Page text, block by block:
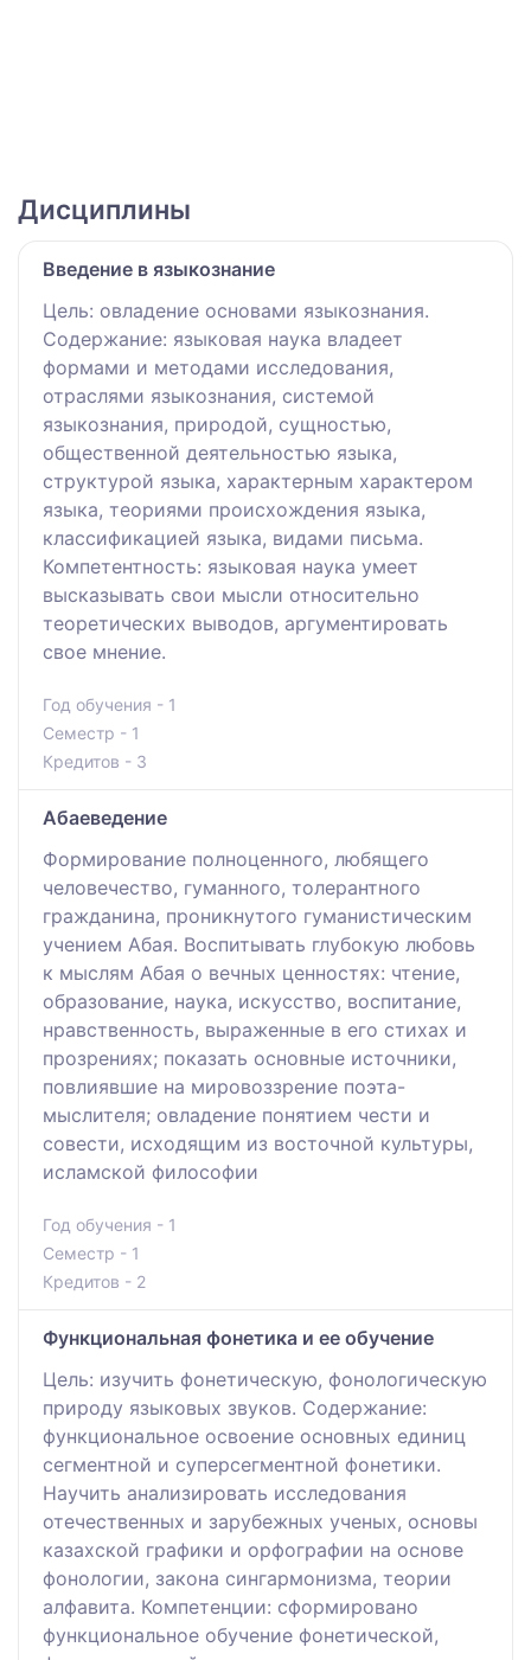
Дисциплины
Введение в языкознание
Цель: овладение основами языкознания.
Содержание: языковая наука владеет
формами и методами исследования,
отраслями языкознания, системой
языкознания, природой, сущностью,
общественной деятельностью языка,
структурой языка, характерным характером
языка, теориями происхождения языка,
классификацией языка, видами письма.
Компетентность: языковая наука умеет
высказывать свои мысли относительно
теоретических выводов, аргументировать
свое мнение.
Год обучения - 1
Семестр - 1
Кредитов - 3
Абаеведение
Формирование полноценного, любящего
человечество, гуманного, толерантного
гражданина, проникнутого гуманистическим
учением Абая. Воспитывать глубокую любовь
к мыслям Абая о вечных ценностях: чтение,
образование, наука, искусство, воспитание,
нравственность, выраженные в его стихах и
прозрениях; показать основные источники,
повлиявшие на мировоззрение поэта-
мыслителя; овладение понятием чести и
совести, исходящим из восточной культуры,
исламской философии
Год обучения - 1
Семестр - 1
Кредитов - 2
Функциональная фонетика и ее обучение
Цель: изучить фонетическую, фонологическую
природу языковых звуков. Содержание:
функциональное освоение основных единиц
сегментной и суперсегментной фонетики.
Научить анализировать исследования
отечественных и зарубежных ученых, основы
казахской графики и орфографии на основе
фонологии, закона сингармонизма, теории
алфавита. Компетенции: сформировано
функциональное обучение фонетической,